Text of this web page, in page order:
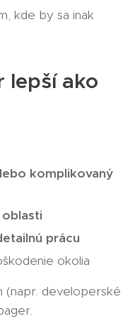
kde by sa inak
lepší ako
komplikovaný
oblasti
prácu
okolia
(napr. developerské